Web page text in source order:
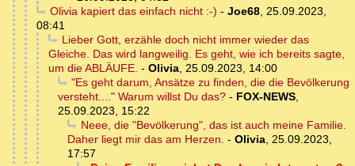
Olivia kapiert das einfach nicht :-) - Joe68, 25.09.2023,
08:41
Lieber Gott, erzähle doch nicht immer wieder das
Gleiche. Das wird langweilig. Es geht, wie ich bereits sagte,
um die ABLÄUFE. - Olivia 25.09.2023, 14:00
"Es geht darum, Ansätze zu finden, die die Bevölkerung
versteht...." Warum willst Du das? - FOX-NEWS
25.09.2023, 15:22
Neee, die "Bevölkerung", das ist auch meine Familie.
Daher liegt mir das am Herzen. - Olivia 25.09.2023,
17:57